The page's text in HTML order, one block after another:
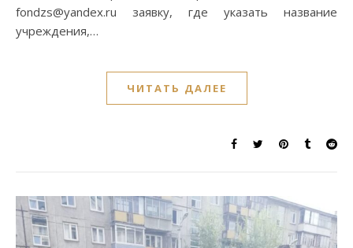
fondzs@yandex.ru заявку, где указать название
учреждения,…
ЧИТАТЬ ДАЛЕЕ